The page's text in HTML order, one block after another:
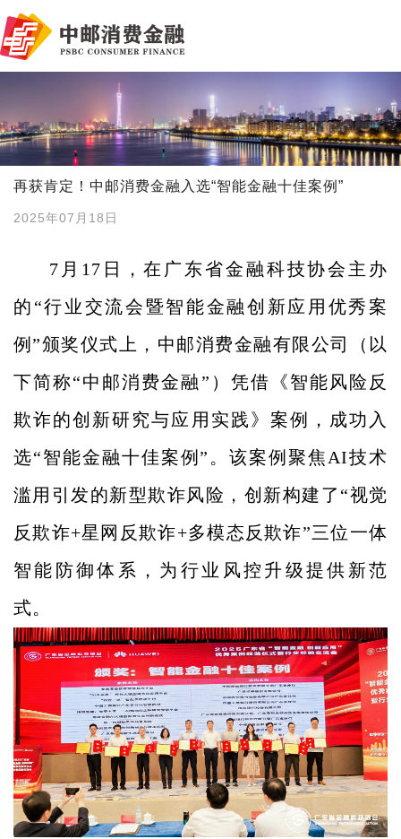
再获肯定！中邮消费金融入选“智能金融十佳案例”
2025年07月18日
7月17日，在 广东省金融科技协会主办
的“行业交流会暨智能金融创新应用优秀案
例”颁奖仪式上， 中邮消费金融有限公司（以
下简称“中邮消费金融”）凭借《智能风险反
欺诈的创新研究与应用实践》案例， 成功 入
选“智能金融十佳案例” 。该案例聚焦 AI技术
滥用引发的新型欺诈风险 ， 创新构建了 “视觉
反欺诈+星网反欺诈+多模态反欺诈”三位一体
智能防御体系， 为行业风控升级提供新范
式。